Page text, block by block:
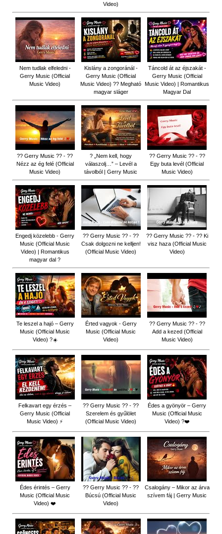
Video)
Nem tudlak elfeledni -
Gerry Music (Official
Music Video)
Kislány a zongoránál -
Gerry Music (Official
Music Video) ?? Megható
magyar sláger
Táncold át az éjszakát -
Gerry Music (Official
Music Video) | Romantikus
Magyar Dal
?? Gerry Music ?? - ??
Nézz az ég felé (Official
Music Video)
? „Nem kell, hogy
válaszolj…” – Levél a
távolból | Gerry Music
?? Gerry Music ?? - ??
Egy buta levél (Official
Music Video)
Engedj közelebb - Gerry
Music (Official Music
Video) | Romantikus
magyar dal ?
?? Gerry Music ?? - ??
Csak dolgozni ne kelljen!
(Official Music Video)
?? Gerry Music ?? - ?? Ki
visz haza (Official Music
Video)
Te leszel a hajó – Gerry
Music (Official Music
Video) ?☀️
Érted vagyok - Gerry
Music (Official Music
Video)
?? Gerry Music ?? - ??
Add a kezed (Official
Music Video)
Felkavart egy érzés –
Gerry Music (Official
Music Video) ⚡
?? Gerry Music ?? - ??
Szerelem és gyűlölet
(Official Music Video)
Édes a gyönyör – Gerry
Music (Official Music
Video) ?❤️
Édes érintés – Gerry
Music (Official Music
Video) ❤️
?? Gerry Music ?? - ??
Búcsú (Official Music
Video)
Csalogány – Mikor az árva
szívem fáj | Gerry Music